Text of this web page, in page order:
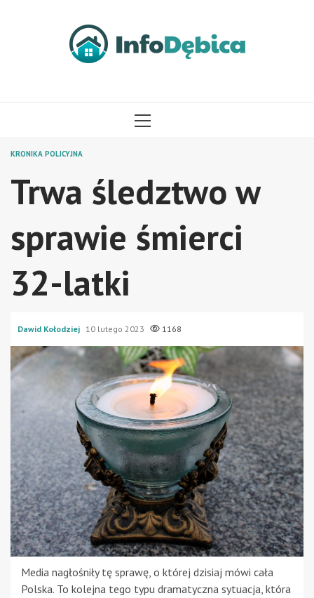
MENU
KRONIKA POLICYJNA
Trwa śledztwo w
sprawie śmierci
32-latki
Dawid Kołodziej 10 lutego 2023 1168
Media nagłośniły tę sprawę, o której dzisiaj mówi cała
Polska. To kolejna tego typu dramatyczna sytuacja, która